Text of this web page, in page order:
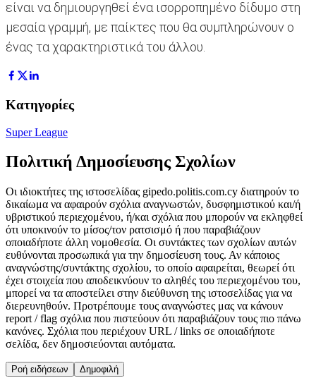
είναι να δημιουργηθεί ένα ισορροπημένο δίδυμο στη
μεσαία γραμμή, με παίκτες που θα συμπληρώνουν ο
ένας τα χαρακτηριστικά του άλλου.
Κατηγορίες
Super League
Πολιτική Δημοσίευσης Σχολίων
Οι ιδιοκτήτες της ιστοσελίδας gipedo.politis.com.cy διατηρούν το
δικαίωμα να αφαιρούν σχόλια αναγνωστών, δυσφημιστικού και/ή
υβριστικού περιεχομένου, ή/και σχόλια που μπορούν να εκληφθεί
ότι υποκινούν το μίσος/τον ρατσισμό ή που παραβιάζουν
οποιαδήποτε άλλη νομοθεσία. Οι συντάκτες των σχολίων αυτών
ευθύνονται προσωπικά για την δημοσίευση τους. Αν κάποιος
αναγνώστης/συντάκτης σχολίου, το οποίο αφαιρείται, θεωρεί ότι
έχει στοιχεία που αποδεικνύουν το αληθές του περιεχομένου του,
μπορεί να τα αποστείλει στην διεύθυνση της ιστοσελίδας για να
διερευνηθούν. Προτρέπουμε τους αναγνώστες μας να κάνουν
report / flag σχόλια που πιστεύουν ότι παραβιάζουν τους πιο πάνω
κανόνες. Σχόλια που περιέχουν URL / links σε οποιαδήποτε
σελίδα, δεν δημοσιεύονται αυτόματα.
Ροή ειδήσεων Δημοφιλή